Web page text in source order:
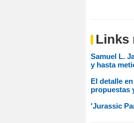
Links
Samuel L.
y hasta
El detalle
propuestas
'Jurassic